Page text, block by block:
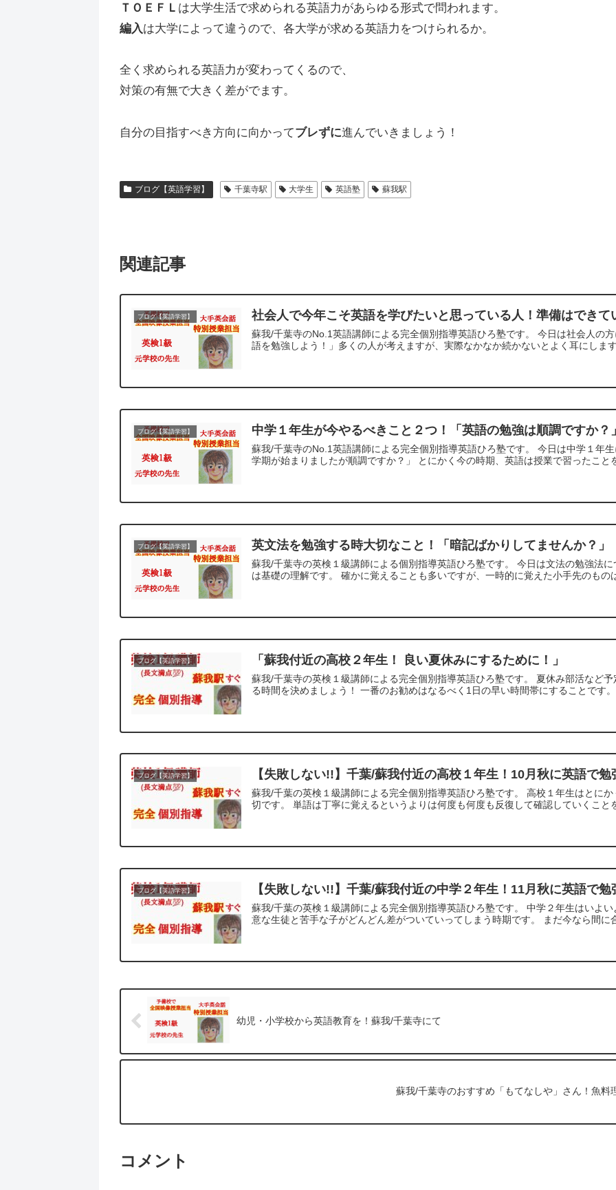
ＴＯＥＦＬ は大学生活で求められる英語力があらゆる形式で問われます。
編入は大学によって違うので、各大学が求める英語力をつけられるか。
全く求められる英語力が変わってくるので、
対策の有無で大きく差がでます。
自分の目指すべき方向に向かってブレずに進んでいきましょう！
ブログ【英語学習】 千葉寺駅 大学生 英語塾 蘇我駅
関連記事
ブログ【英語学習】 社会人で今年こそ英語を学びたいと思っている人！準備はできて
蘇我/千葉寺のNo.1英語講師による完全個別指導英語ひろ塾です。 今日は社会人の
語を勉強しよう！」多くの人が考えますが、実際なかなか続かないとよく耳にしま
ブログ【英語学習】 中学１年生が今やるべきこと２つ！「英語の勉強は順調ですか？
蘇我/千葉寺のNo.1英語講師による完全個別指導英語ひろ塾です。 今日は中学１年
学期が始まりましたが順調ですか？」 とにかく今の時期、英語は授業で習ったこと
ブログ【英語学習】 英文法を勉強する時大切なこと！「暗記ばかりしてませんか？」
蘇我/千葉寺の英検１級講師による個別指導英語ひろ塾です。 今日は文法の勉強法
は基礎の理解です。 確かに覚えることも多いですが、一時的に覚えた小手先のもの
ブログ【英語学習】 「蘇我付近の高校２年生！ 良い夏休みにするために！」
蘇我/千葉寺の英検１級講師による完全個別指導英語ひろ塾です。 夏休み部活など
る時間を決めましょう！ 一番のお勧めはなるべく1日の早い時間帯にすることです
ブログ【英語学習】 【失敗しない!!】千葉/蘇我付近の高校１年生！10月秋に英語で
蘇我/千葉の英検１級講師による完全個別指導英語ひろ塾です。 高校１年生はとに
切です。 単語は丁寧に覚えるというよりは何度も何度も反復して確認していくこと
ブログ【英語学習】 【失敗しない!!】千葉/蘇我付近の中学２年生！11月秋に英語で
蘇我/千葉の英検１級講師による完全個別指導英語ひろ塾です。 中学２年生はいよ
意な生徒と苦手な子がどんどん差がついていってしまう時期です。 まだ今なら間に
幼児・小学校から英語教育を！蘇我/千葉寺にて
蘇我/千葉寺のおすすめ「もてなしや」さん！魚料
コメント